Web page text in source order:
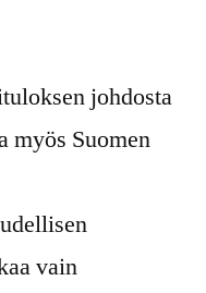
johdosta
myös Suomen
vain